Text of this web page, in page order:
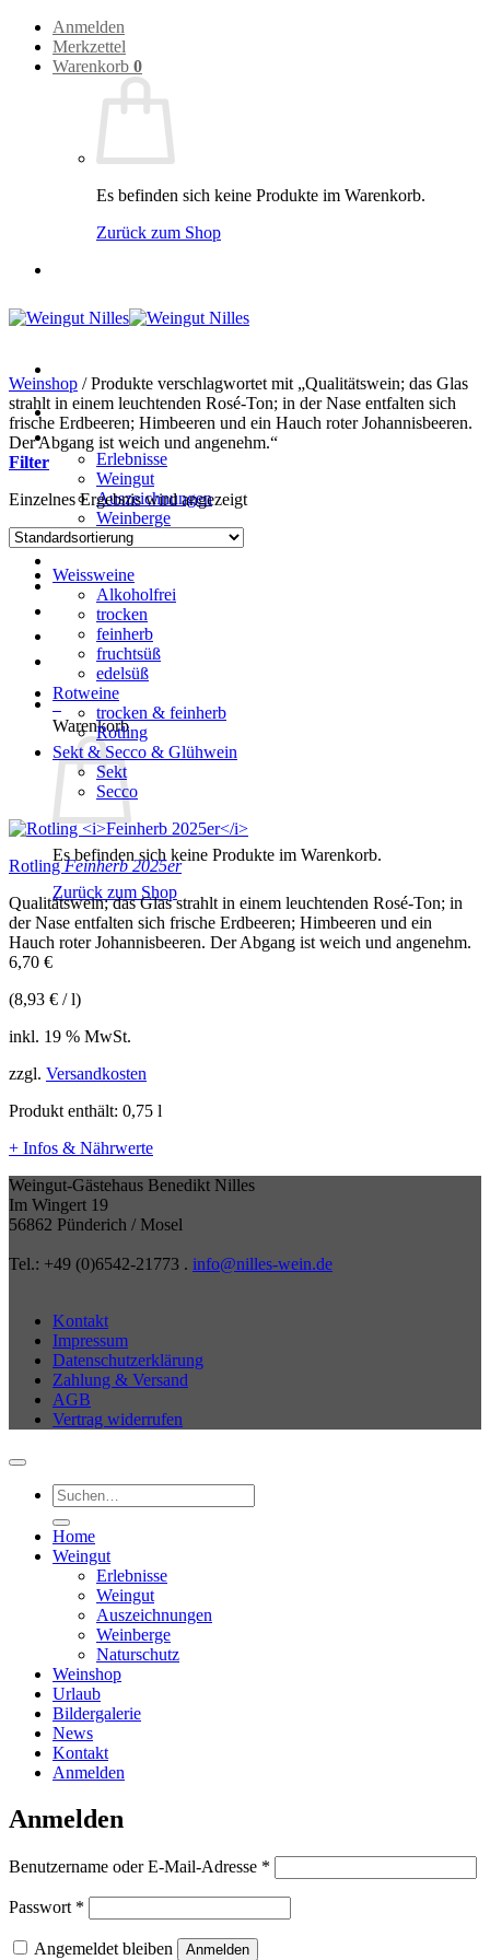
Zum
Inhalt
springen
Anmelden
Merkzettel
Warenkorb 0
Es befinden sich keine Produkte im Warenkorb.
Zurück zum Shop
Home
Weingut
Erlebnisse
Weingut
Auszeichnungen
Weinberge
Naturschutz
Urlaub
Bildergalerie
News
Kontakt
0
Warenkorb
Es befinden sich keine Produkte im Warenkorb.
Zurück zum Shop
Weinshop /Produkte verschlagwortet mit „Qualitätswein; das Glas
strahlt in einem leuchtenden Rosé-Ton; in der Nase entfalten sich
frische Erdbeeren; Himbeeren und ein Hauch roter Johannisbeeren.
Der Abgang ist weich und angenehm.“
Filter
Einzelnes Ergebnis wird angezeigt
Weissweine
Alkoholfrei
trocken
feinherb
fruchtsüß
edelsüß
Rotweine
trocken & feinherb
Rotling
Sekt & Secco & Glühwein
Sekt
Secco
RotlingFeinherb 2025er
Qualitätswein; das Glas strahlt in einem leuchtenden Rosé-Ton; in
der Nase entfalten sich frische Erdbeeren; Himbeeren und ein
Hauch roter Johannisbeeren. Der Abgang ist weich und angenehm.
6,70 €
(8,93 € /l)
inkl. 19 % MwSt.
zzgl. Versandkosten
Produkt enthält: 0,75 l
+ Infos & Nährwerte
Weingut-Gästehaus Benedikt Nilles
Im Wingert 19
56862 Pünderich / Mosel
Tel.: +49 (0)6542-21773 . info@nilles-wein.de
Kontakt
Impressum
Datenschutzerklärung
Zahlung & Versand
AGB
Vertrag widerrufen
Suchen
nach:
Home
Weingut
Erlebnisse
Weingut
Auszeichnungen
Weinberge
Naturschutz
Weinshop
Urlaub
Bildergalerie
News
Kontakt
Anmelden
Anmelden
Benutzername oder E-Mail-Adresse *
Passwort *
Angemeldet bleiben Anmelden